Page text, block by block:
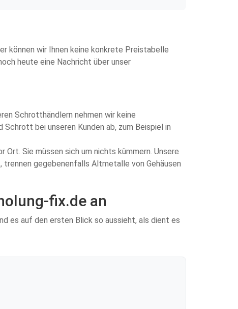
können wir Ihnen keine konkrete Preistabelle
heute eine Nachricht über unser
Schrotthändlern nehmen wir keine
bei unseren Kunden ab, zum Beispiel in
Sie müssen sich um nichts kümmern. Unsere
gegebenenfalls Altmetalle von Gehäusen
fix.de an
es auf den ersten Blick so aussieht, als dient es